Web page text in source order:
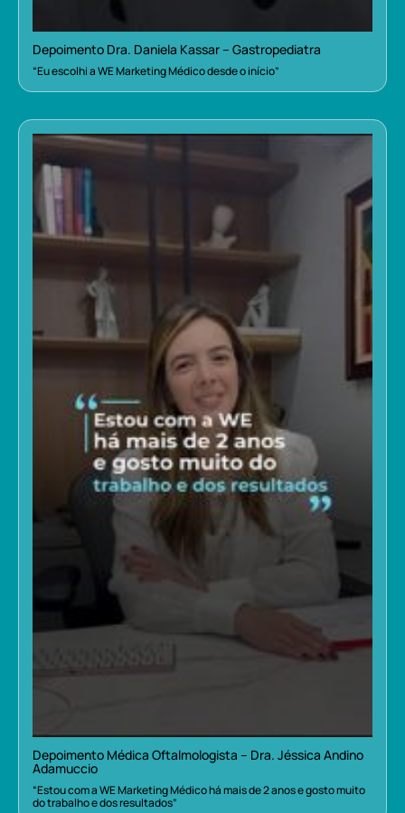
Depoimento Dra. Daniela Kassar – Gastropediatra
“Eu escolhi a WE Marketing Médico desde o início”
Depoimento Médica Oftalmologista – Dra. Jéssica Andino
Adamuccio
“Estou com a WE Marketing Médico há mais de 2 anos e gosto muito
do trabalho e dos resultados”